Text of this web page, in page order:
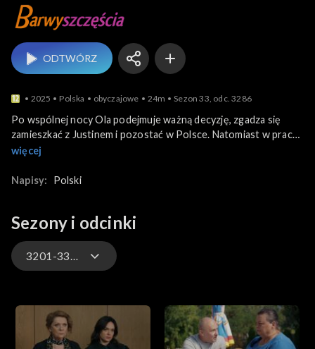
ODTWÓRZ
2025 Polska obyczajowe 24m Sezon 33, odc. 3286
Po wspólnej nocy Ola podejmuje ważną decyzję, zgadza się
zamieszkać z Justinem i pozostać w Polsce. Natomiast w pracy
Skotnickiego czeka trudna konfrontacja ze Stańskim, gdy ten
kolei plany wyjazdowe Huberta i Asi wiszą na włosku z powodu
więcej
Napisy: Polski
Sezony i odcinki
3201-3300
3201-3300